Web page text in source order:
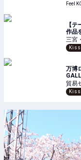
Feel
【
作品
三宮
Kiss
万博
た
貿易
Kiss